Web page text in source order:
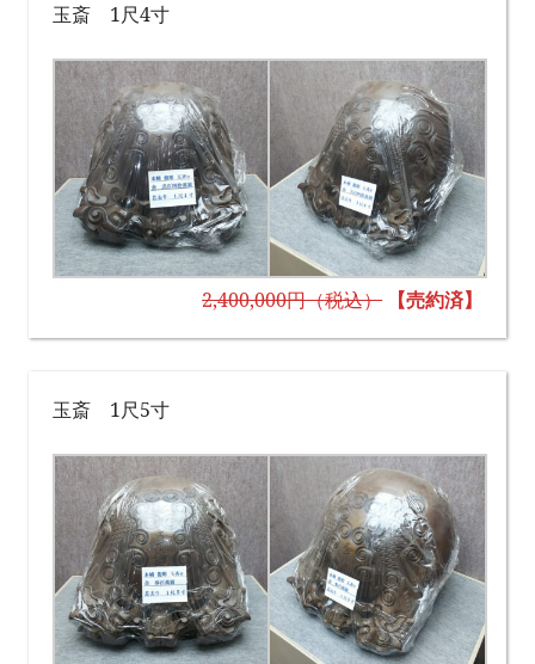
玉斎 1尺4寸
2,400,000円（税込）【売約済】
玉斎 1尺5寸